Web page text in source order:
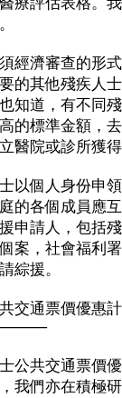
濟審查的形式
的其他殘疾人
知道，有不同
的標準金額，
醫院或診所獲
個人身份申領
的各個成員應
申請人，包括
案，社會福利
綜援。
交通票價優惠
共交通票價優
我們亦在積極